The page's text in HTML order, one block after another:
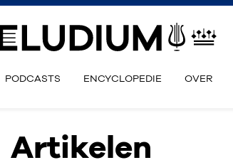
PODCASTS ENCYCLOPEDIE OVER
Artikelen